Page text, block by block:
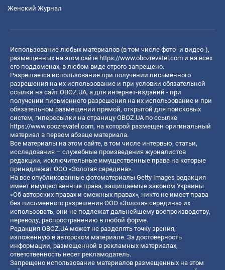
Женский Журнал
Использование любых материалов (в том числе фото- и видео-),
размещенных на этом сайте https://www.obozrevatel.com и на всех
его поддоменах, в любом виде строго запрещено.
Разрешается использование при получении письменного
разрешения на их использование и при условии обязательной
ссылки на сайт OBOZ.UA, а для интернет-изданий - при
получении письменного разрешения на их использование и при
обязательном размещении прямой, открытой для поисковых
систем, гиперссылки на страницу OBOZ.UA по ссылке
https://www.obozrevatel.com, на которой размещен оригинальный
материал в первом абзаце материала.
Все материалы на этом сайте, в том числе интервью, статьи,
исследования – служебные произведения журналистов
редакции, исключительные имущественные права на которые
принадлежат ООО «Золотая середина».
На все опубликованные фотоматериалы Getty Images редакция
имеет имущественные права, защищаемые законом Украины
«Об авторских правах и смежных правах», никто не имеет права
без письменного разрешения ООО «Золотая середина» их
использовать, они не подлежат дальнейшему воспроизводству,
переводу, распространению в любой форме.
Редакция OBOZ.UA может не разделять точку зрения,
изложенную в авторском материале. За достоверность
информации, размещенной в рекламных материалах,
ответственность несет рекламодатель.
Запрещено использование материалов размещенных на этом